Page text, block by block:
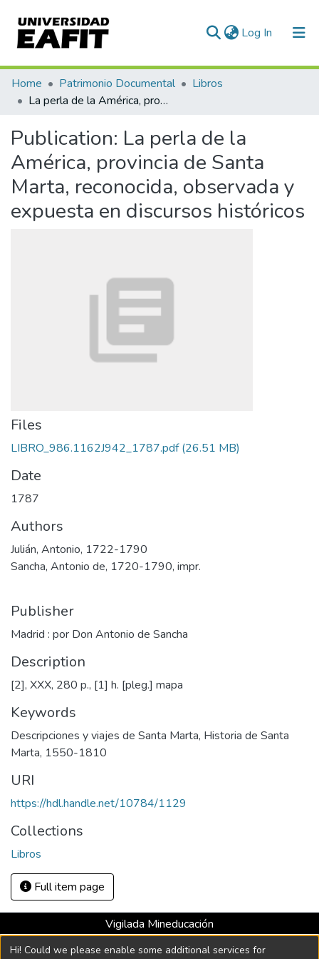
Log In (current)
Communities & Collections
All of DSpace
Statistics
Home Patrimonio Documental
Libros
La perla de la América, provincia de Santa Marta, reconocida, observada y expuesta en discursos históricos
Publication: La perla de la
América, provincia de Santa
Marta, reconocida, observada y
expuesta en discursos históricos
Files
LIBRO_986.1162J942_1787.pdf(26.51 MB)
Date
1787
Authors
Julián, Antonio, 1722-1790
Sancha, Antonio de, 1720-1790, impr.
Publisher
Madrid : por Don Antonio de Sancha
Description
[2], XXX, 280 p., [1] h. [pleg.] mapa
Keywords
Descripciones y viajes de Santa Marta, Historia de Santa
Marta, 1550-1810
URI
https://hdl.handle.net/10784/1129
Collections
Libros
Full item page
Vigilada Mineducación
Universidad con Acreditación Institucional hasta 2026 -
Hi! Could we please enable some additional services for